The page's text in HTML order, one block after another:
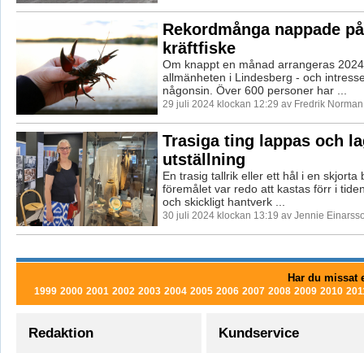
Rekordmånga nappade
kräftfiske
Om knappt en månad arrangeras
allmänheten i Lindesberg - och
någonsin. Över 600 personer har ...
29 juli 2024 klockan 12:29 av Fredrik
Trasiga ting lappas och
utställning
En trasig tallrik eller ett hål i en skjorta
föremålet var redo att kastas förr i
och skickligt hantverk ...
30 juli 2024 klockan 13:19 av Jennie
Har du missat
1999 2000 2001 2002 2003 2004 2005 2006 2007 2008 2009 2010
Redaktion Kundservice